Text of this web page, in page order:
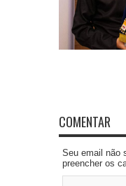
COMENTAR
Seu email não
preencher os